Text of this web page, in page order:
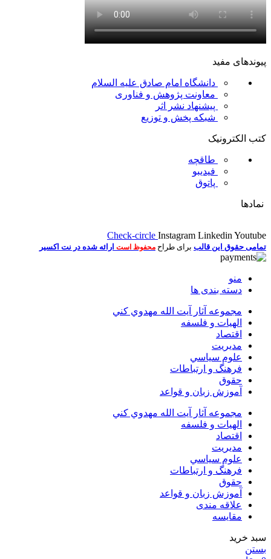
پیوندهای مفید
دانشگاه امام صادق علیه السلام
معاونت پژوهش و فناوری
پیشنهاد نشر اثر
شبکه پخش و توزیع
کتب الکترونیک
طاقچه
فیدیبو
پاتوق
نمادها
Check-circle Instagram Linkedin Youtube
تمامی حقوق این قالب برای طراح محفوظ است ارائه شده در نت اکسیر
منو
دسته بندی ها
مجموعه آثار آيت الله مهدوي كني
الهیات و فلسفه
اقتصاد
مديريت
علوم سياسي
فرهنگ و ارتباطات
حقوق
آموزش زبان و قواعد
مجموعه آثار آيت الله مهدوي كني
الهیات و فلسفه
اقتصاد
مديريت
علوم سياسي
فرهنگ و ارتباطات
حقوق
آموزش زبان و قواعد
علاقه مندی
مقایسه
سبد خرید
بستن